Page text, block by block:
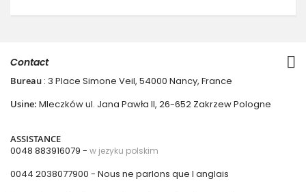
Contact
Bureau : 3 Place Simone Veil, 54000 Nancy, France
Usine: Mleczków ul. Jana Pawła II, 26-652 Zakrzew Pologne
ASSISTANCE
0048 883916079 - w jezyku polskim
0044 2038077900 - Nous ne parlons que l anglais